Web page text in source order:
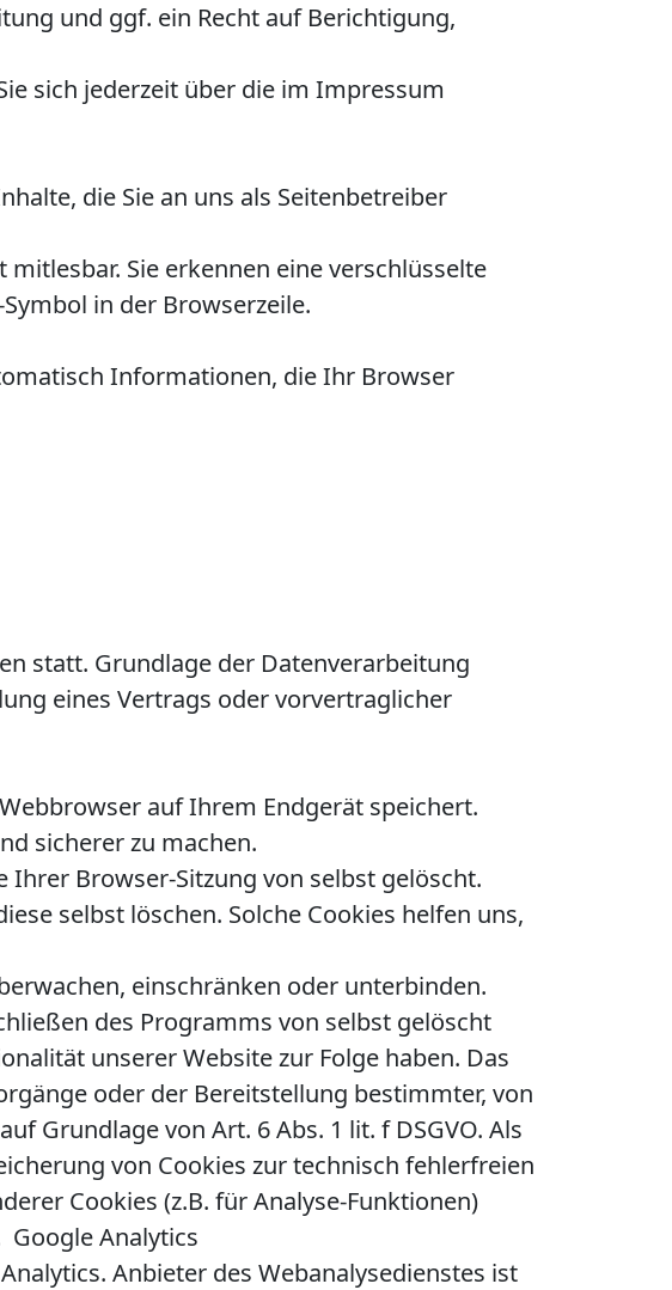
und ggf. ein Recht auf Berichtigung,
sich jederzeit über die im Impressum
die Sie an uns als Seitenbetreiber
Sie erkennen eine verschlüsselte
in der Browserzeile.
Informationen, die Ihr Browser
statt. Grundlage der Datenverarbeitung
eines Vertrags oder vorvertraglicher
auf Ihrem Endgerät speichert.
sicherer zu machen.
Ihrer Browser-Sitzung von selbst gelöscht.
selbst löschen. Solche Cookies helfen uns,
einschränken oder unterbinden.
des Programms von selbst gelöscht
unserer Website zur Folge haben. Das
oder der Bereitstellung bestimmter, von
Grundlage von Art. 6 Abs. 1 lit. f DSGVO. Als
von Cookies zur technisch fehlerfreien
Cookies (z.B. für Analyse-Funktionen)
Analytics
Anbieter des Webanalysedienstes ist